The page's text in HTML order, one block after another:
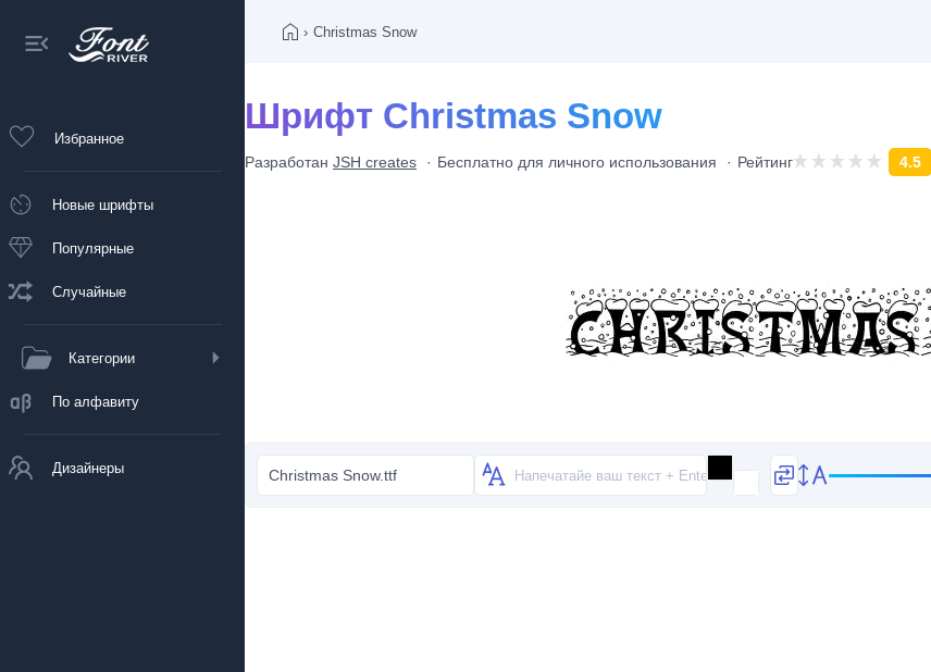
Избранное
Новые шрифты
Популярные
Случайные
Категории
По алфавиту
Дизайнеры
› Christmas Snow
Шрифт Christmas Snow
Разработан JSH creates Бесплатно для личного использования Рейтинг 4.5
Christmas Snow.ttf